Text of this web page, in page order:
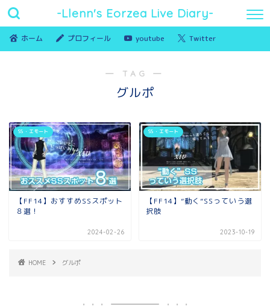
-Llenn's Eorzea Live Diary-
ホーム プロフィール youtube Twitter
― TAG ―
グルポ
SS ・エモート
【FF14】おすすめSSスポット
８選！
2024-02-26
SS ・エモート
【FF14】”動く”SSっていう選
択肢
2023-10-19
HOME グルポ